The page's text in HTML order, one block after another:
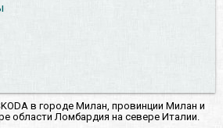
в городе Милан, провинции Милан и
области Ломбардия на севере Италии.